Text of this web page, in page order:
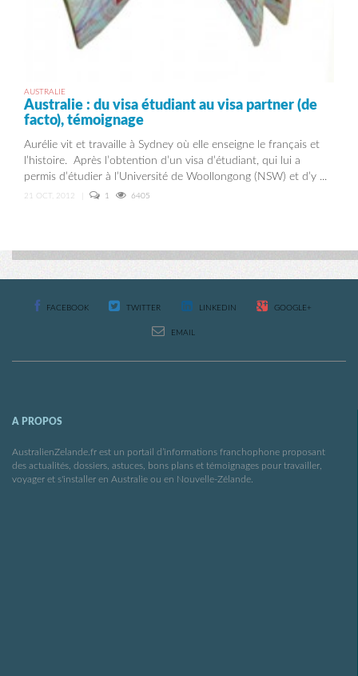
AUSTRALIE
Australie : du visa étudiant au visa partner (de
facto), témoignage
Aurélie vit et travaille à Sydney où elle enseigne le français et
l’histoire. Après l’obtention d’un visa d’étudiant, qui lui a
permis d’étudier à l’Université de Woollongong (NSW) et d’y ...
21 OCT, 2012 1 6405
FACEBOOK TWITTER LINKEDIN GOOGLE+
EMAIL
A PROPOS
AustralienZelande.fr est un portail d’informations franchophone proposant
des actualités, dossiers, astuces, bons plans et témoignages pour travailler,
voyager et s'installer en Australie ou en Nouvelle-Zélande.